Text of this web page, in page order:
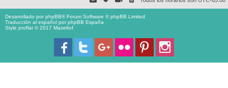
Desarrollado porphpBB® Forum Software © phpBB Limited
Traducción al español porphpBB España
Style proflat © 2017 Mazeltof